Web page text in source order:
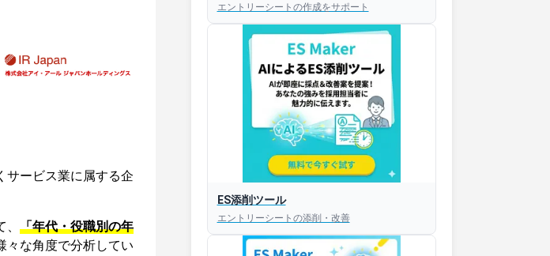
サービス業に属する企
「年代・役職別の年
々な角度で分析してい
エントリーシートの作成をサポート
ES添削ツール
エントリーシートの添削・改善